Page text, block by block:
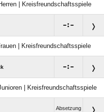
| Kreisfreundschaftsspiele
:
| Kreisfreundschaftsspiele
:
| Kreisfreundschaftsspiele
Absetzung